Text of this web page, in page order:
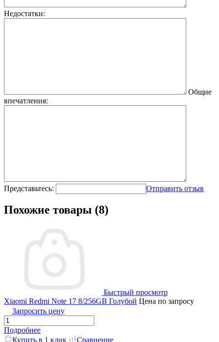
Недостатки:
Общие
впечатления:
Представьтесь: Отправить отзыв
Похожие товары (8)
Быстрый просмотр
Xiaomi Redmi Note 17 8/256GB Голубой Цена по запросу
Запросить цену
Подробнее
Купить в 1 клик
Сравнение